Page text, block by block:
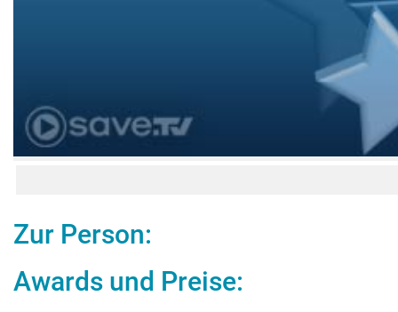
Zur Person:
Awards und Preise: